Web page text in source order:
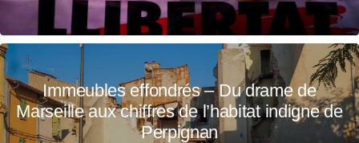
Immeubles effondrés – Du drame de
Marseille aux chiffres de l’habitat indigne de
Perpignan